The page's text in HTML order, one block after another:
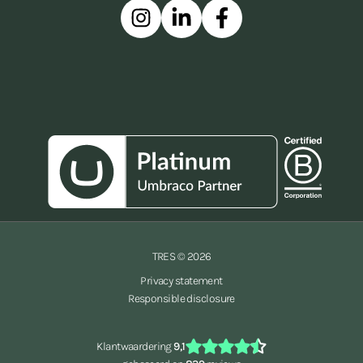
InstagramLinkedinFacebook
TRES © 2026
Privacy statement
Responsible disclosure
Klantwaardering9,1